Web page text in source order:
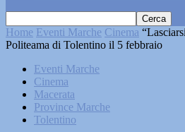
Home Eventi Marche Cinema
Politeama di Tolentino il 5 febbraio
Eventi Marche
Cinema
Macerata
Province Marche
Tolentino